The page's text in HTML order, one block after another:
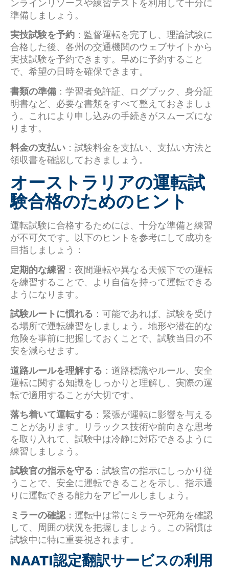
ンラインリソースや練習テストを利用して十分に
準備しましょう。
実技試験を予約 ：監督運転を完了し、理論試験に
合格した後、各州の交通機関のウェブサイトから
実技試験を予約できます。早めに予約すること
で、希望の日時を確保できます。
書類の準備 ：学習者免許証、ログブック、身分証
明書など、必要な書類をすべて整えておきましょ
う。これにより申し込みの手続きがスムーズにな
ります。
料金の支払い ：試験料金を支払い、支払い方法と
領収書を確認しておきましょう。
オーストラリアの運転試
験合格のためのヒント
運転試験に合格するためには、十分な準備と練習
が不可欠です。以下のヒントを参考にして成功を
目指しましょう：
定期的な練習 ：夜間運転や異なる天候下での運転
を練習することで、より自信を持って運転できる
ようになります。
試験ルートに慣れる ：可能であれば、試験を受け
る場所で運転練習をしましょう。地形や潜在的な
危険を事前に把握しておくことで、試験当日の不
安を減らせます。
道路ルールを理解する ：道路標識やルール、安全
運転に関する知識をしっかりと理解し、実際の運
転で適用することが大切です。
落ち着いて運転する ：緊張が運転に影響を与える
ことがあります。リラックス技術や前向きな思考
を取り入れて、試験中は冷静に対応できるように
練習しましょう。
試験官の指示を守る ：試験官の指示にしっかり従
うことで、安全に運転できることを示し、指示通
りに運転できる能力をアピールしましょう。
ミラーの確認：運転中は常にミラーや死角を確認
して、周囲の状況を把握しましょう。この習慣は
試験中に特に重要視されます。
NAATI認定翻訳サービスの利用